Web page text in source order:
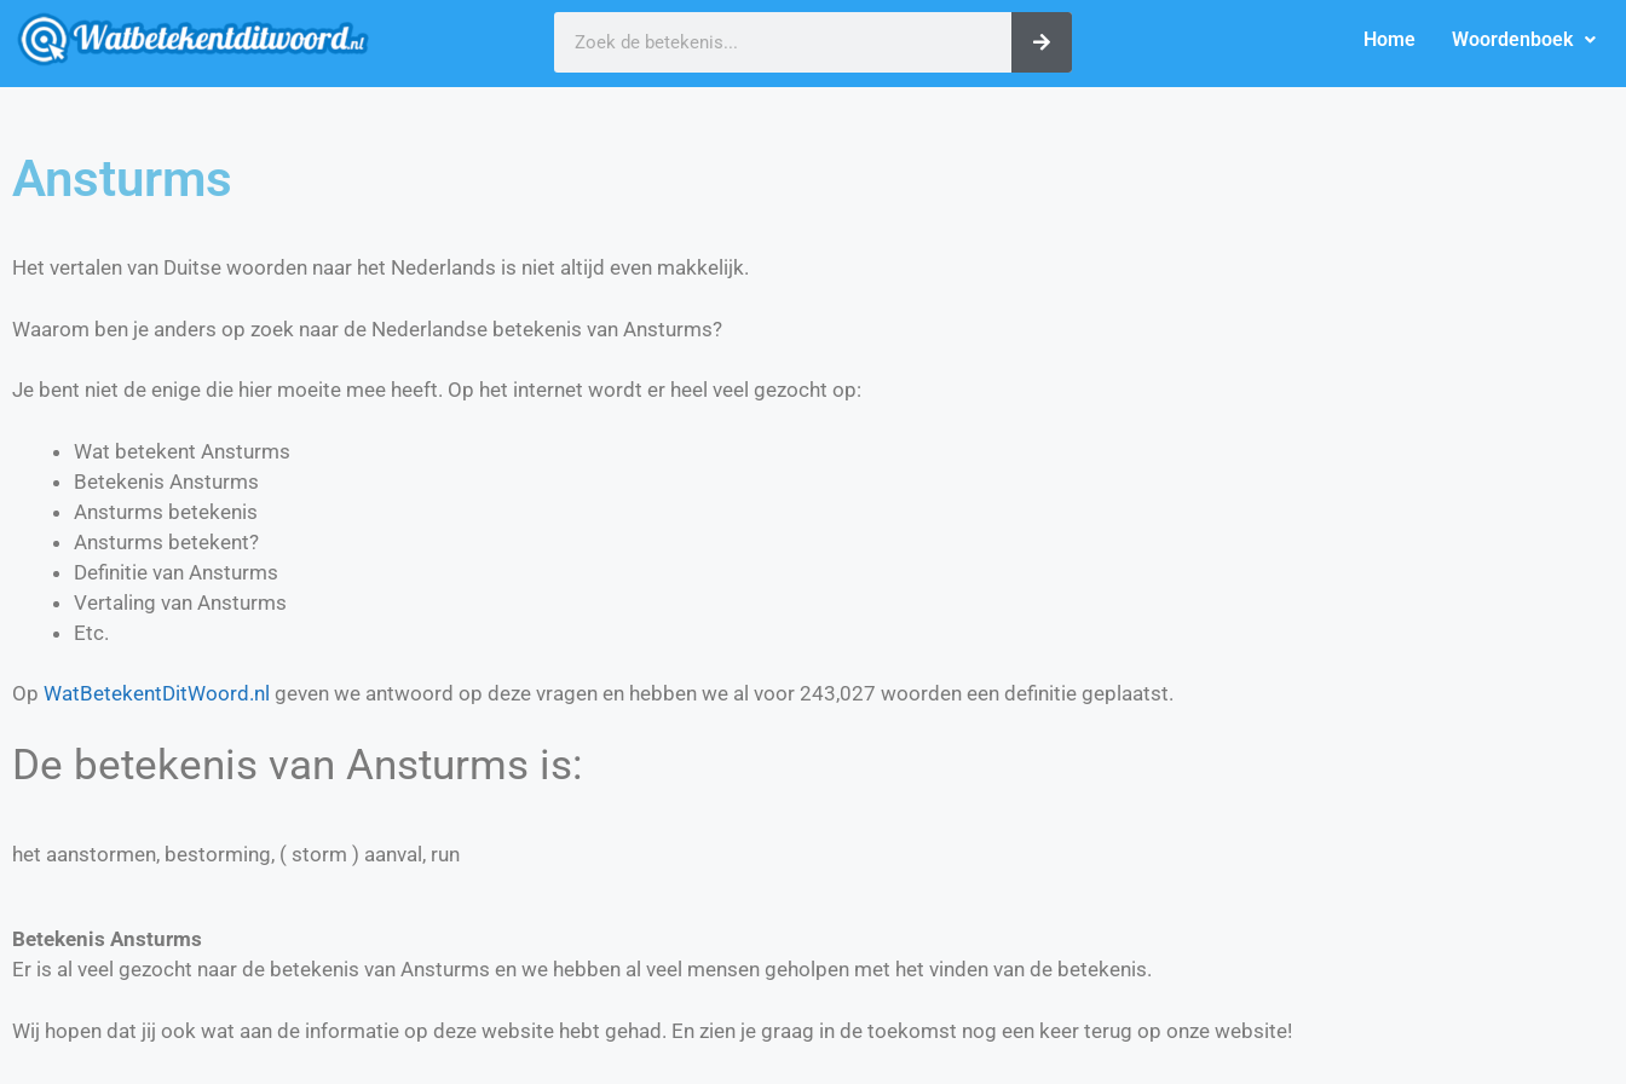
Home Woordenboek
Ansturms
Het vertalen van Duitse woorden naar het Nederlands is niet altijd even makkelijk.
Waarom ben je anders op zoek naar de Nederlandse betekenis van Ansturms?
Je bent niet de enige die hier moeite mee heeft. Op het internet wordt er heel veel gezocht op:
Wat betekent Ansturms
Betekenis Ansturms
Ansturms betekenis
Ansturms betekent?
Definitie van Ansturms
Vertaling van Ansturms
Etc.
Op WatBetekentDitWoord.nl geven we antwoord op deze vragen en hebben we al voor 243,027 woorden een definitie geplaatst.
De betekenis van Ansturms is:
het aanstormen, bestorming, ( storm ) aanval, run
Betekenis Ansturms
Er is al veel gezocht naar de betekenis van Ansturms en we hebben al veel mensen geholpen met het vinden van de betekenis.
Wij hopen dat jij ook wat aan de informatie op deze website hebt gehad. En zien je graag in de toekomst nog een keer terug op onze website!